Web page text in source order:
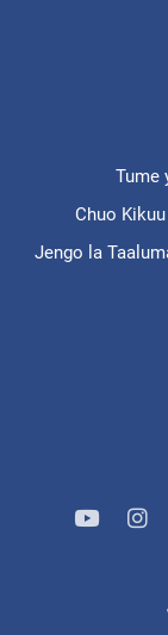
Tume
Chuo
Jengo la